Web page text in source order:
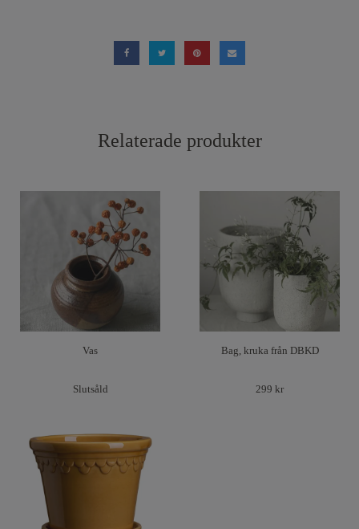
Relaterade produkter
Vas
Slutsåld
Bag, kruka från DBKD
299 kr